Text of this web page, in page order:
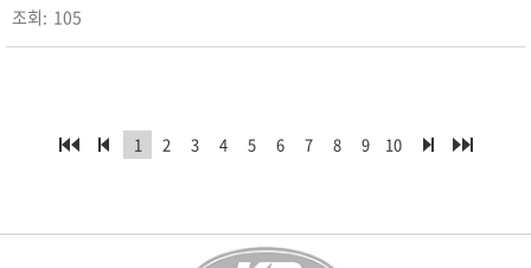
105
1 2 3 4 5 6 7 8 9 10